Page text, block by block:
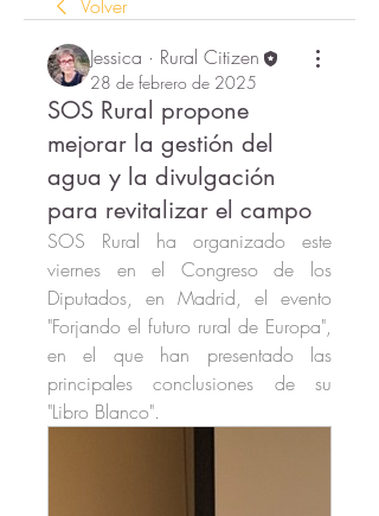
Volver
Jessica · Rural Citizen
28 de febrero de 2025
SOS Rural propone
mejorar la gestión del
agua y la divulgación
para revitalizar el campo
SOS Rural ha organizado este
viernes en el Congreso de los
Diputados, en Madrid, el evento
"Forjando el futuro rural de Europa",
en el que han presentado las
principales conclusiones de su
"Libro Blanco".